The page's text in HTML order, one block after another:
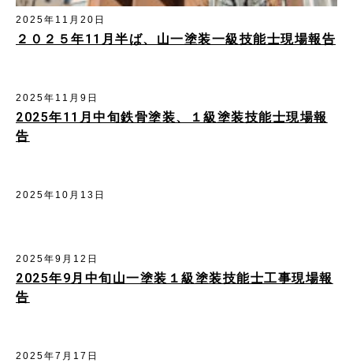
２０２５年11月半ば、山一塗装一級技能士現場報告
2025年11月20日
2025年11月中旬鉄骨塗装、１級塗装技能士現場報
告
2025年11月9日
2025年10月13日
2025年9月中旬山一塗装１級塗装技能士工事現場報
告
2025年9月12日
2025年7月17日